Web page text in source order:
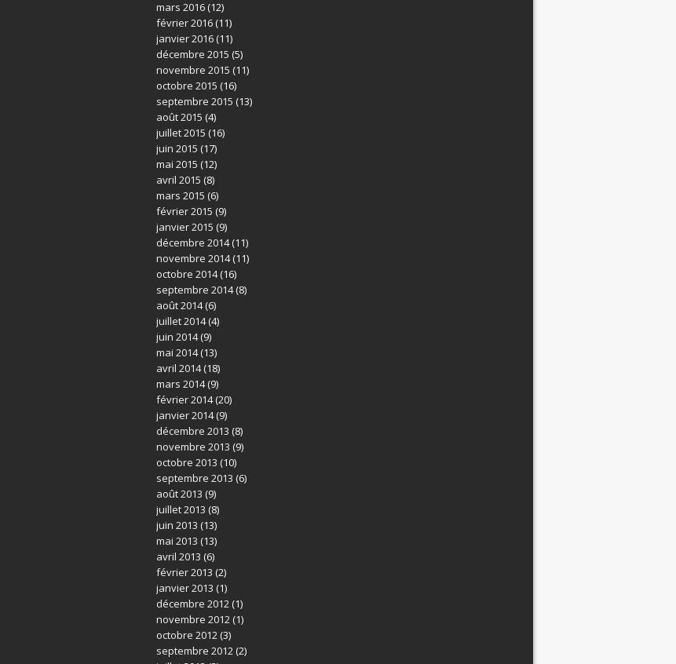
mars 2016(12)
février 2016(11)
janvier 2016(11)
décembre 2015 (5)
novembre 2015 (11)
octobre 2015 (16)
septembre 2015 (13)
août 2015 (4)
juillet 2015 (16)
juin 2015 (17)
mai 2015 (12)
avril 2015 (8)
mars 2015 (6)
février 2015 (9)
janvier 2015 (9)
décembre 2014(11)
novembre 2014(11)
octobre 2014(16)
septembre 2014(8)
août 2014(6)
juillet 2014(4)
juin 2014(9)
mai 2014(13)
avril 2014(18)
mars 2014(9)
février 2014(20)
janvier 2014(9)
décembre 2013 (8)
novembre 2013 (9)
octobre 2013 (10)
septembre 2013 (6)
août 2013 (9)
juillet 2013 (8)
juin 2013 (13)
mai 2013 (13)
avril 2013 (6)
février 2013 (2)
janvier 2013 (1)
décembre 2012(1)
novembre 2012(1)
octobre 2012(3)
septembre 2012(2)